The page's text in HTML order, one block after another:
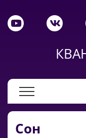
Сон